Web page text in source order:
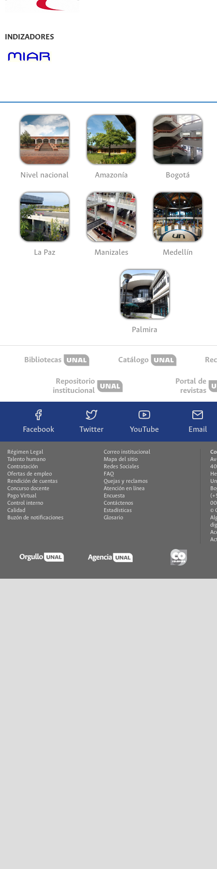
INDIZADORES
Nivel nacional Amazonía Bogotá
La Paz Manizales Medellín
Palmira
Bibliotecas Catálogo
Repositorio
institucional
Portal de
revistas
Facebook Twitter YouTube Email
Régimen Legal
Talento humano
Contratación
Ofertas de empleo
Rendición de cuentas
Concurso docente
Pago Virtual
Control interno
Calidad
Buzón de notificaciones
Correo institucional
Mapa del sitio
Redes Sociales
FAQ
Quejas y reclamos
Atención en línea
Encuesta
Contáctenos
Estadísticas
Glosario
©